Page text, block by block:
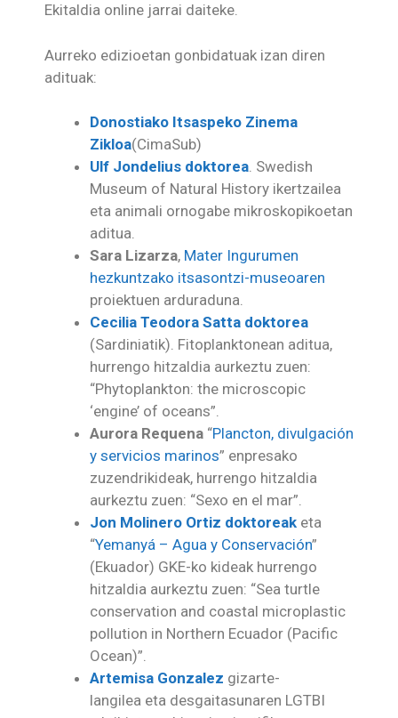
Ekitaldia online jarrai daiteke.
Aurreko edizioetan gonbidatuak izan diren
adituak:
Donostiako Itsaspeko Zinema
Zikloa(CimaSub)
Ulf Jondelius doktorea. Swedish
Museum of Natural History ikertzailea
eta animali ornogabe mikroskopikoetan
aditua.
Sara Lizarza, Mater Ingurumen
hezkuntzako itsasontzi-museoaren
proiektuen arduraduna.
Cecilia Teodora Satta doktorea
(Sardiniatik). Fitoplanktonean aditua,
hurrengo hitzaldia aurkeztu zuen:
“Phytoplankton: the microscopic
‘engine’ of oceans”.
Aurora Requena “Plancton, divulgación
y servicios marinos” enpresako
zuzendrikideak, hurrengo hitzaldia
aurkeztu zuen: “Sexo en el mar”.
Jon Molinero Ortiz doktoreak eta
“Yemanyá – Agua y Conservación”
(Ekuador) GKE-ko kideak hurrengo
hitzaldia aurkeztu zuen: “Sea turtle
conservation and coastal microplastic
pollution in Northern Ecuador (Pacific
Ocean)”.
Artemisa Gonzalez gizarte-
langilea eta desgaitasunaren LGTBI